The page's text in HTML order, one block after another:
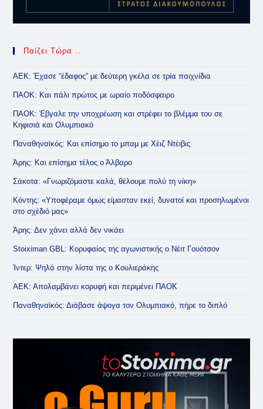
Παίζει Τώρα ..
ΑΕΚ: Έχασε “έδαφος” με δεύτερη γκέλα σε τρία παιχνίδια
ΠΑΟΚ: Και πάλι πρώτος με ωραίο ποδόσφαιρο
ΠΑΟΚ: Έβγαλε την υποχρέωση και στρέφει το βλέμμα του σε
Κηφισιά και Ολυμπιακό
Παναθηναϊκός: Και επίσημο το μπαμ με Χέιζ Ντέιβις
Άρης: Και επίσημα τέλος ο Άλβαρο
Σάκοτα: «Γνωριζόμαστε καλά, θέλουμε πολύ τη νίκη»
Κόντης: «Υποφέραμε όμως είμασταν εκεί, δυνατοί και προσηλωμένοι
στο σχέδιό μας»
Άρης: Δεν χάνει αλλά δεν νικάει
Stoiximan GBL: Κορυφαίος της αγωνιστικής ο Νέιτ Γουότσον
Ίντερ: Ψηλά στην λίστα της ο Κουλιεράκης
ΑΕΚ: Απολαμβάνει κορυφή και περιμένει ΠΑΟΚ
Παναθηναϊκός: Διάβασε άψογα τον Ολυμπιακό, πήρε το διπλό